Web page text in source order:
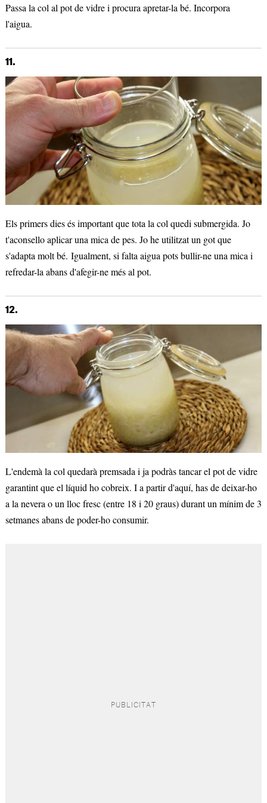
Passa la col al pot de vidre i procura apretar-la bé. Incorpora
l'aigua.
11.
Els primers dies és important que tota la col quedi submergida. Jo
t'aconsello aplicar una mica de pes. Jo he utilitzat un got que
s'adapta molt bé. Igualment, si falta aigua pots bullir-ne una mica i
refredar-la abans d'afegir-ne més al pot.
12.
L'endemà la col quedarà premsada i ja podràs tancar el pot de vidre
garantint que el líquid ho cobreix. I a partir d'aquí, has de deixar-ho
a la nevera o un lloc fresc (entre 18 i 20 graus) durant un mínim de 3
setmanes abans de poder-ho consumir.